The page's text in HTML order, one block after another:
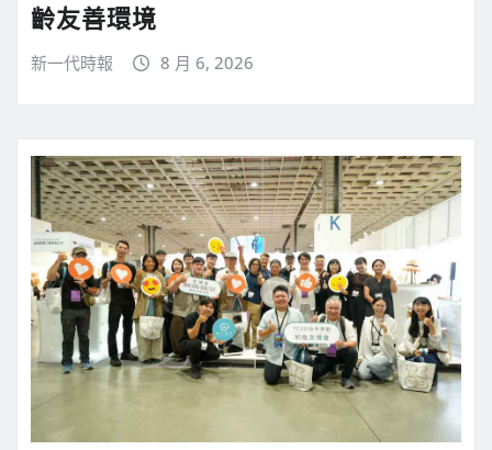
齡友善環境
新一代時報 8 月 6, 2026